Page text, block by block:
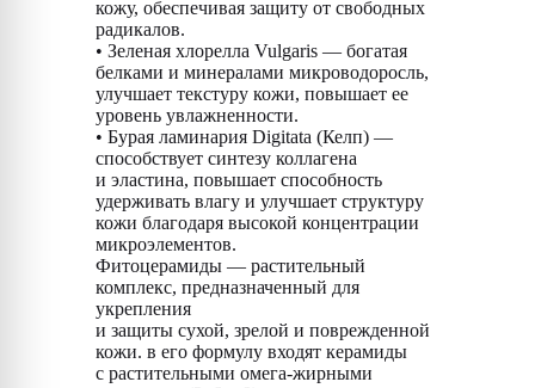
кожу, обеспечивая защиту от свободных
радикалов.
• Зеленая хлорелла Vulgaris — богатая
белками и минералами микроводоросль,
улучшает текстуру кожи, повышает ее
уровень увлажненности.
• Бурая ламинария Digitata (Келп) —
способствует синтезу коллагена
и эластина, повышает способность
удерживать влагу и улучшает структуру
кожи благодаря высокой концентрации
микроэлементов.
Фитоцерамиды — растительный
комплекс, предназначенный для
укрепления
и защиты сухой, зрелой и поврежденной
кожи. в его формулу входят керамиды
с растительными омега-жирными